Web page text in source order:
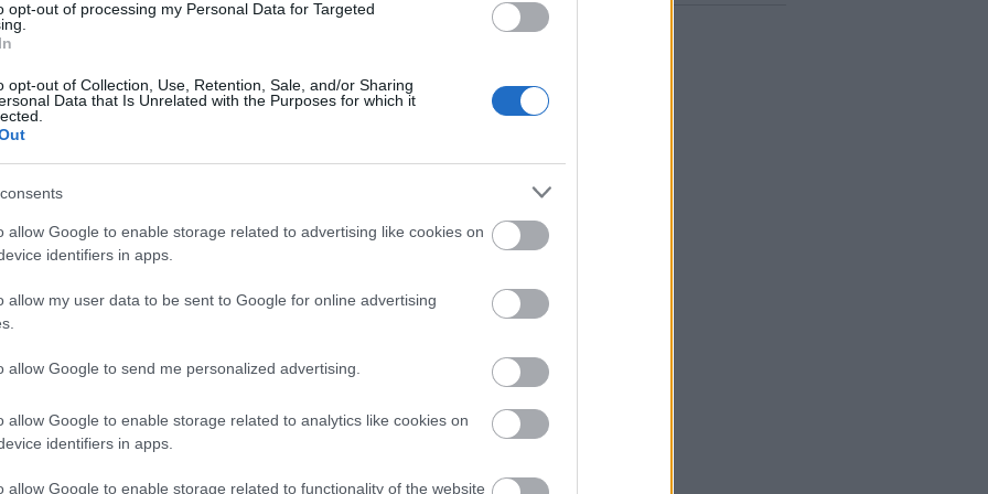
opt-out of processing my Personal Data for Targeted
opt-out of Collection, Use, Retention, Sale, and/or Sharing
Data that Is Unrelated with the Purposes for which it
allow Google to enable storage related to advertising like cookies on
identifiers in apps.
allow my user data to be sent to Google for online advertising
allow Google to send me personalized advertising.
allow Google to enable storage related to analytics like cookies on
identifiers in apps.
allow Google to enable storage related to functionality of the website
- REC.HU
voltam így meg úgy. Mindenki a saját főnöke akart lenni, aztán
főnökei lettek. Ha nagy ajándék kellene, úgy itt egy szafaládé.
amikor úgy lángol minden? A gitárzenét üldözik, a teknó
kánonjától…
TOVÁBB →
holly and the ricketzdarkmesskibaszott emberek dvx nvx nyhillmi
SZERINT